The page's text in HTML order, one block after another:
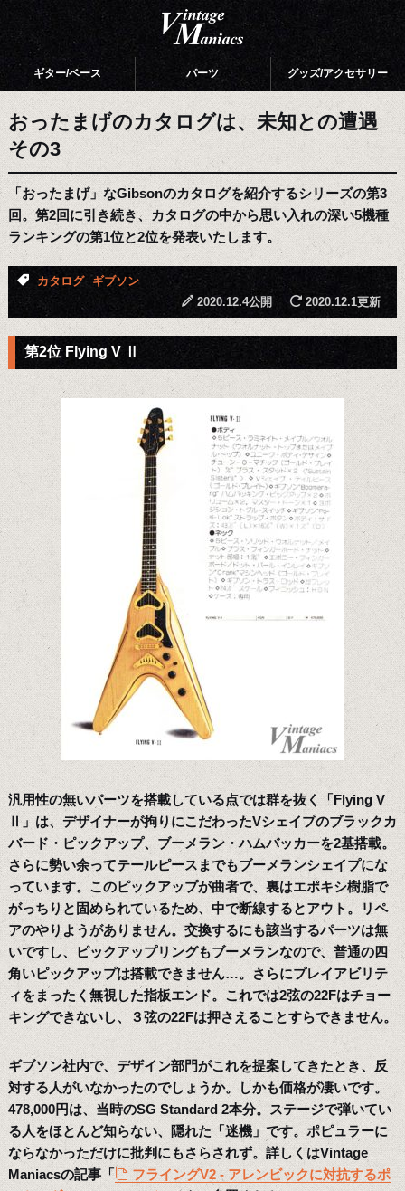
ギター/ベース パーツ グッズ/アクセサリー
おったまげのカタログは、未知との遭遇
その3
「おったまげ」なGibsonのカタログを紹介するシリーズの第3
回。第2回に引き続き、カタログの中から思い入れの深い5機種
ランキングの第1位と2位を発表いたします。
カタログ
ギブソン
2020.12.4公開
2020.12.1更新
第2位 Flying V Ⅱ
汎用性の無いパーツを搭載している点では群を抜く「Flying V
Ⅱ」は、デザイナーが拘りにこだわったVシェイプのブラックカ
バード・ピックアップ、ブーメラン・ハムバッカーを2基搭載。
さらに勢い余ってテールピースまでもブーメランシェイプにな
っています。このピックアップが曲者で、裏はエポキシ樹脂で
がっちりと固められているため、中で断線するとアウト。リペ
アのやりようがありません。交換するにも該当するパーツは無
いですし、ピックアップリングもブーメランなので、普通の四
角いピックアップは搭載できません…。さらにプレイアビリテ
ィをまったく無視した指板エンド。これでは2弦の22Fはチョー
キングできないし、３弦の22Fは押さえることすらできません。
ギブソン社内で、デザイン部門がこれを提案してきたとき、反
対する人がいなかったのでしょうか。しかも価格が凄いです。
478,000円は、当時のSG Standard 2本分。ステージで弾いてい
る人をほとんど知らない、隠れた「迷機」です。ポピュラーに
ならなかっただけに批判にもさらされず。詳しくはVintage
Maniacsの記事「
フライングV2 - アレンビックに対抗するポ